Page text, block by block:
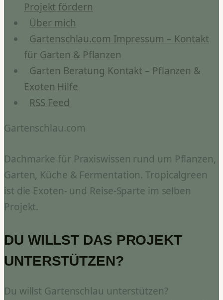
Projekt fördern
Über mich
Gartenschlau.com Impressum – Kontakt
für Garten & Pflanzen
Garten Beratung Kontakt – Pflanzen &
Exoten Hilfe
RSS Feed
Gartenschlau.com
Dachmarke für Praxiswissen rund um Pflanzen,
Garten, Küche & Fermentation. Tropicalgreen
ist die Exoten- und Reise-Sparte im selben
Projekt.
DU WILLST DAS PROJEKT
UNTERSTÜTZEN?
Du willst Gartenschlau unterstützen?